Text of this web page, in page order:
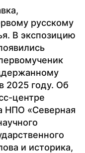
русскому
В экспозицию
2025 году. Об
центре
НПО «Северная
и историка,